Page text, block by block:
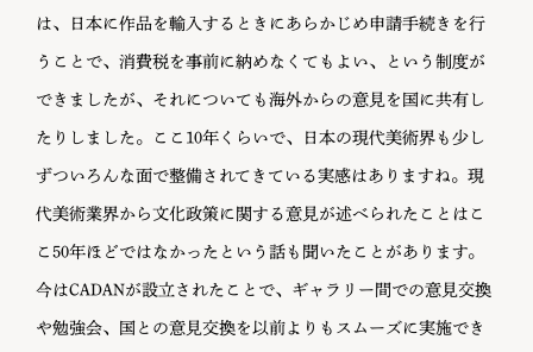
は、日本に作品を輸入するときにあらかじめ申請手続きを行
うことで、消費税を事前に納めなくてもよい、という制度が
できましたが、それについても海外からの意見を国に共有し
たりしました。ここ10年くらいで、日本の現代美術界も少し
ずついろんな面で整備されてきている実感はありますね。現
代美術業界から文化政策に関する意見が述べられたことはこ
こ50年ほどではなかったという話も聞いたことがあります。
今はCADANが設立されたことで、ギャラリー間での意見交換
や勉強会、国との意見交換を以前よりもスムーズに実施でき